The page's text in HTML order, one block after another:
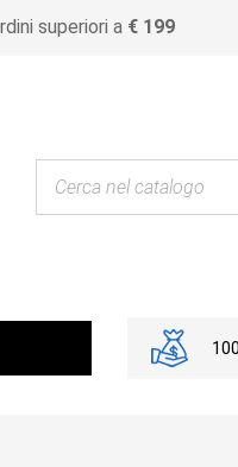
superiori a € 199